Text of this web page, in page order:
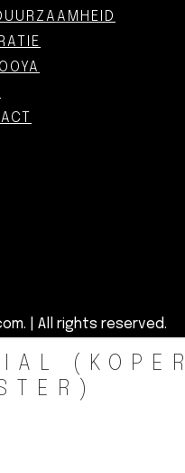
| All rights reserved.
(KOPER